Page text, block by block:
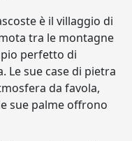
è il villaggio di
tra le montagne
perfetto di
sue case di pietra
da favola,
sue palme offrono